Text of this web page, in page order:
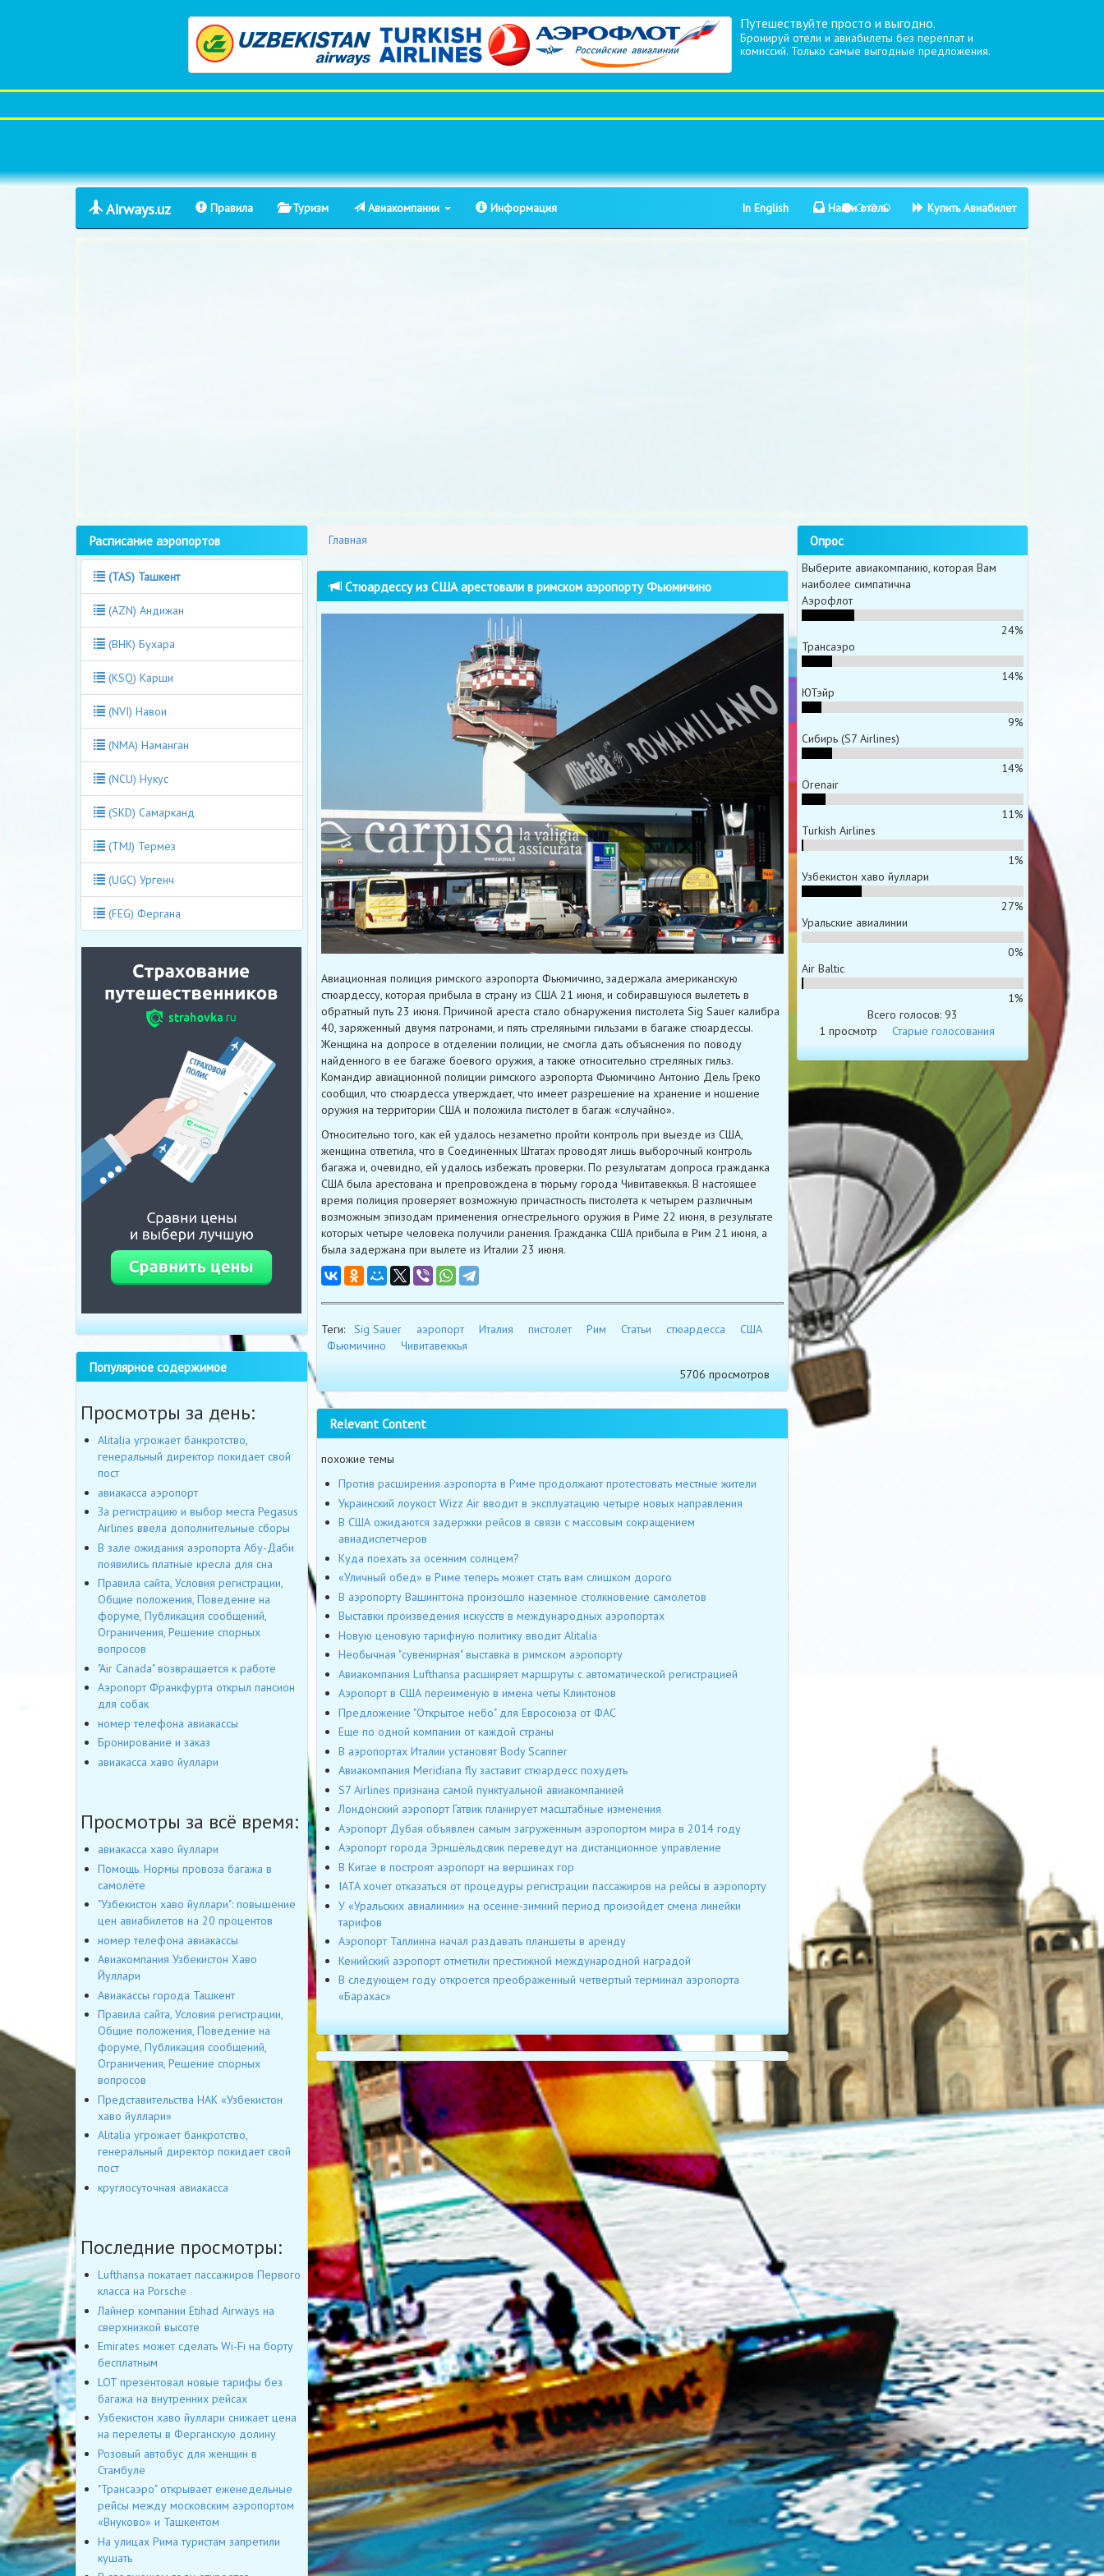
Путешествуйте просто и выгодно.
Бронируй отели и авиабилеты без переплат и
комиссий. Только самые выгодные предложения.
Airways.uz Правила Туризм Авиакомпании Информация In English Найти отель Купить Авиабилет
Главная
Стюардессу из США арестовали в римском аэропорту Фьюмичино
Авиационная полиция римского аэропорта Фьюмичино, задержала американскую
стюардессу, которая прибыла в страну из США 21 июня, и собиравшуюся вылететь в
обратный путь 23 июня. Причиной ареста стало обнаружения пистолета Sig Sauer калибра
40, заряженный двумя патронами, и пять стреляными гильзами в багаже стюардессы.
Женщина на допросе в отделении полиции, не смогла дать объяснения по поводу
найденного в ее багаже боевого оружия, а также относительно стреляных гильз.
Командир авиационной полиции римского аэропорта Фьюмичино Антонио Дель Греко
сообщил, что стюардесса утверждает, что имеет разрешение на хранение и ношение
оружия на территории США и положила пистолет в багаж «случайно».
Относительно того, как ей удалось незаметно пройти контроль при выезде из США,
женщина ответила, что в Соединенных Штатах проводят лишь выборочный контроль
багажа и, очевидно, ей удалось избежать проверки. По результатам допроса гражданка
США была арестована и препровождена в тюрьму города Чивитавеккья. В настоящее
время полиция проверяет возможную причастность пистолета к четырем различным
возможным эпизодам применения огнестрельного оружия в Риме 22 июня, в результате
которых четыре человека получили ранения. Гражданка США прибыла в Рим 21 июня, а
была задержана при вылете из Италии 23 июня.
Теги: Sig Sauer аэропорт Италия пистолет Рим Статьи стюардесса
США
Фьюмичино
Чивитавеккья
5706 просмотров
Relevant Content
похожие темы
Против расширения аэропорта в Риме продолжают протестовать местные жители
Украинский лоукост Wizz Air вводит в эксплуатацию четыре новых направления
В США ожидаются задержки рейсов в связи с массовым сокращением
авиадиспетчеров
Куда поехать за осенним солнцем?
«Уличный обед» в Риме теперь может стать вам слишком дорого
В аэропорту Вашингтона произошло наземное столкновение самолетов
Выставки произведения искусств в международных аэропортах
Новую ценовую тарифную политику вводит Alitalia
Необычная "сувенирная" выставка в римском аэропорту
Авиакомпания Lufthansa расширяет маршруты с автоматической регистрацией
Аэропорт в США переименую в имена четы Клинтонов
Предложение "Открытое небо" для Евросоюза от ФАС
Еще по одной компании от каждой страны
В аэропортах Италии установят Body Scanner
Авиакомпания Meridiana fly заставит стюардесс похудеть
S7 Airlines признана самой пунктуальной авиакомпанией
Лондонский аэропорт Гатвик планирует масштабные изменения
Аэропорт Дубая объявлен самым загруженным аэропортом мира в 2014 году
Аэропорт города Эрншёльдсвик переведут на дистанционное управление
В Китае в построят аэропорт на вершинах гор
IATA хочет отказаться от процедуры регистрации пассажиров на рейсы в аэропорту
У «Уральских авиалинии» на осенне-зимний период произойдет смена линейки
тарифов
Аэропорт Таллинна начал раздавать планшеты в аренду
Кенийский аэропорт отметили престижной международной наградой
В следующем году откроется преображенный четвертый терминал аэропорта
«Барахас»
Расписание аэропортов
(TAS) Ташкент
(AZN) Андижан
(BHK) Бухара
(KSQ) Карши
(NVI) Навои
(NMA) Наманган
(NCU) Нукус
(SKD) Самарканд
(TMJ) Термез
(UGC) Ургенч
(FEG) Фергана
Популярное содержимое
Просмотры за день:
Alitalia угрожает банкротство,
генеральный директор покидает свой
пост
авиакасса аэропорт
За регистрацию и выбор места Pegasus
Airlines ввела дополнительные сборы
В зале ожидания аэропорта Абу-Даби
появились платные кресла для сна
Правила сайта, Условия регистрации,
Общие положения, Поведение на
форуме, Публикация сообщений,
Ограничения, Решение спорных
вопросов
"Air Canada" возвращается к работе
Аэропорт Франкфурта открыл пансион
для собак
номер телефона авиакассы
Бронирование и заказ
авиакасса хаво йуллари
Просмотры за всё время:
авиакасса хаво йуллари
Помощь. Нормы провоза багажа в
самолёте
"Узбекистон хаво йуллари": повышение
цен авиабилетов на 20 процентов
номер телефона авиакассы
Авиакомпания Узбекистон Хаво
Йуллари
Авиакассы города Ташкент
Правила сайта, Условия регистрации,
Общие положения, Поведение на
форуме, Публикация сообщений,
Ограничения, Решение спорных
вопросов
Представительства НАК «Узбекистон
хаво йуллари»
Alitalia угрожает банкротство,
генеральный директор покидает свой
пост
круглосуточная авиакасса
Последние просмотры:
Lufthansa покатает пассажиров Первого
класса на Porsche
Лайнер компании Etihad Airways на
сверхнизкой высоте
Emirates может сделать Wi-Fi на борту
бесплатным
LOT презентовал новые тарифы без
багажа на внутренних рейсах
Узбекистон хаво йуллари снижает цена
на перелеты в Ферганскую долину
Розовый автобус для женщин в
Стамбуле
"Трансаэро" открывает еженедельные
рейсы между московским аэропортом
«Внуково» и Ташкентом
На улицах Рима туристам запретили
кушать
Опрос
Выберите авиакомпанию, которая Вам
наиболее симпатична
Аэрофлот
24%
Трансаэро
14%
ЮТэйр
9%
Сибирь (S7 Airlines)
14%
Orenair
11%
Turkish Airlines
1%
Узбекистон хаво йуллари
27%
Уральские авиалинии
0%
Air Baltic
1%
Всего голосов: 93
1 просмотр
Старые голосования